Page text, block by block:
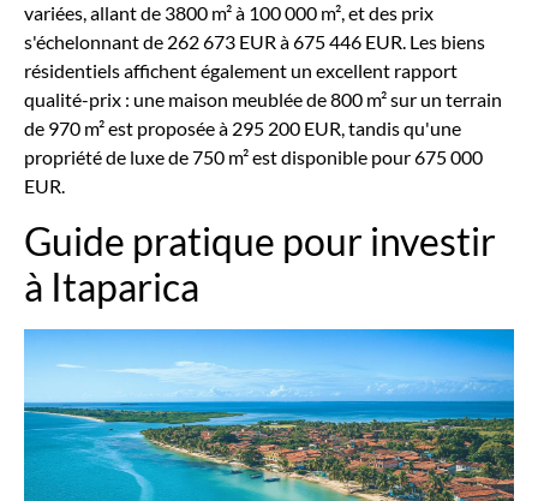
variées, allant de 3800 m² à 100 000 m², et des prix
s'échelonnant de 262 673 EUR à 675 446 EUR. Les biens
résidentiels affichent également un excellent rapport
qualité-prix : une maison meublée de 800 m² sur un terrain
de 970 m² est proposée à 295 200 EUR, tandis qu'une
propriété de luxe de 750 m² est disponible pour 675 000
EUR.
Guide pratique pour investir
à Itaparica